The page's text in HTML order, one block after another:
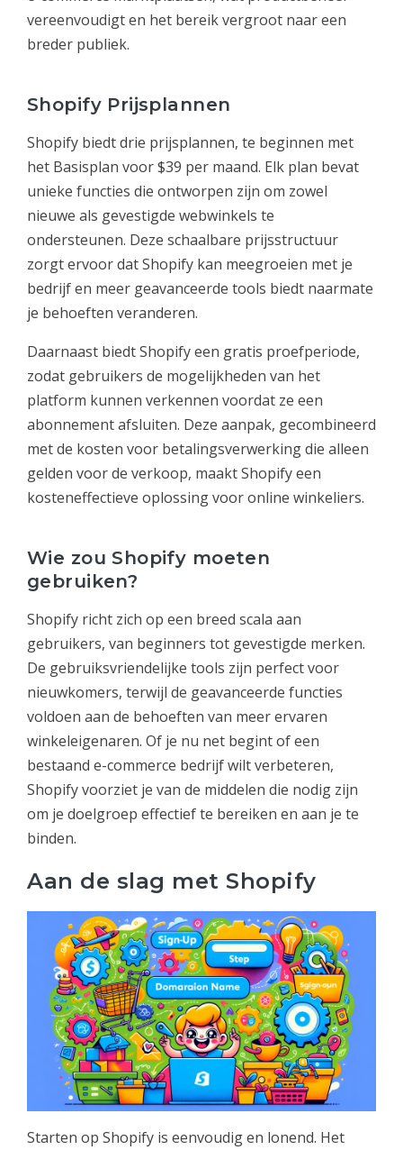
vereenvoudigt en het bereik vergroot naar een
breder publiek.
Shopify Prijsplannen
Shopify biedt drie prijsplannen, te beginnen met
het Basisplan voor $39 per maand. Elk plan bevat
unieke functies die ontworpen zijn om zowel
nieuwe als gevestigde webwinkels te
ondersteunen. Deze schaalbare prijsstructuur
zorgt ervoor dat Shopify kan meegroeien met je
bedrijf en meer geavanceerde tools biedt naarmate
je behoeften veranderen.
Daarnaast biedt Shopify een gratis proefperiode,
zodat gebruikers de mogelijkheden van het
platform kunnen verkennen voordat ze een
abonnement afsluiten. Deze aanpak, gecombineerd
met de kosten voor betalingsverwerking die alleen
gelden voor de verkoop, maakt Shopify een
kosteneffectieve oplossing voor online winkeliers.
Wie zou Shopify moeten
gebruiken?
Shopify richt zich op een breed scala aan
gebruikers, van beginners tot gevestigde merken.
De gebruiksvriendelijke tools zijn perfect voor
nieuwkomers, terwijl de geavanceerde functies
voldoen aan de behoeften van meer ervaren
winkeleigenaren. Of je nu net begint of een
bestaand e-commerce bedrijf wilt verbeteren,
Shopify voorziet je van de middelen die nodig zijn
om je doelgroep effectief te bereiken en aan je te
binden.
Aan de slag met Shopify
Starten op Shopify is eenvoudig en lonend. Het